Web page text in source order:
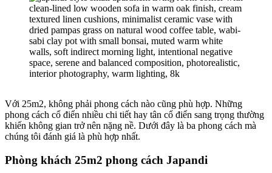
Với 25m2, không phải phong cách nào cũng phù hợp. Những
phong cách cổ điển nhiều chi tiết hay tân cổ điển sang trọng thường
khiến không gian trở nên nặng nề. Dưới đây là ba phong cách mà
chúng tôi đánh giá là phù hợp nhất.
Phòng khách 25m2 phong cách Japandi